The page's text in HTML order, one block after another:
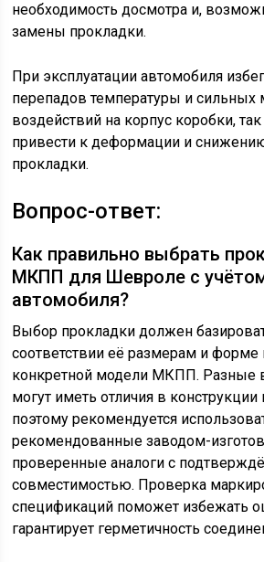
необходимость досмотра и,
замены прокладки.
При эксплуатации автомобиля
перепадов температуры и сильных
воздействий на корпус коробки,
привести к деформации и
прокладки.
Вопрос-ответ:
Как правильно выбрать
МКПП для Шевроле с
автомобиля?
Выбор прокладки должен
соответствии её размерам и форме
конкретной модели МКПП. Разные
могут иметь отличия в
поэтому рекомендуется
рекомендованные заводом-
проверенные аналоги с
совместимостью. Проверка
спецификаций поможет избежать
гарантирует герметичность